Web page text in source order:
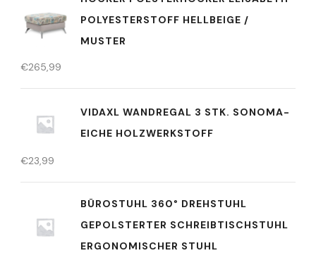
POLYESTERSTOFF HELLBEIGE /
MUSTER
€265,99
VIDAXL WANDREGAL 3 STK. SONOMA-
EICHE HOLZWERKSTOFF
€23,99
BÜROSTUHL 360° DREHSTUHL
GEPOLSTERTER SCHREIBTISCHSTUHL
ERGONOMISCHER STUHL